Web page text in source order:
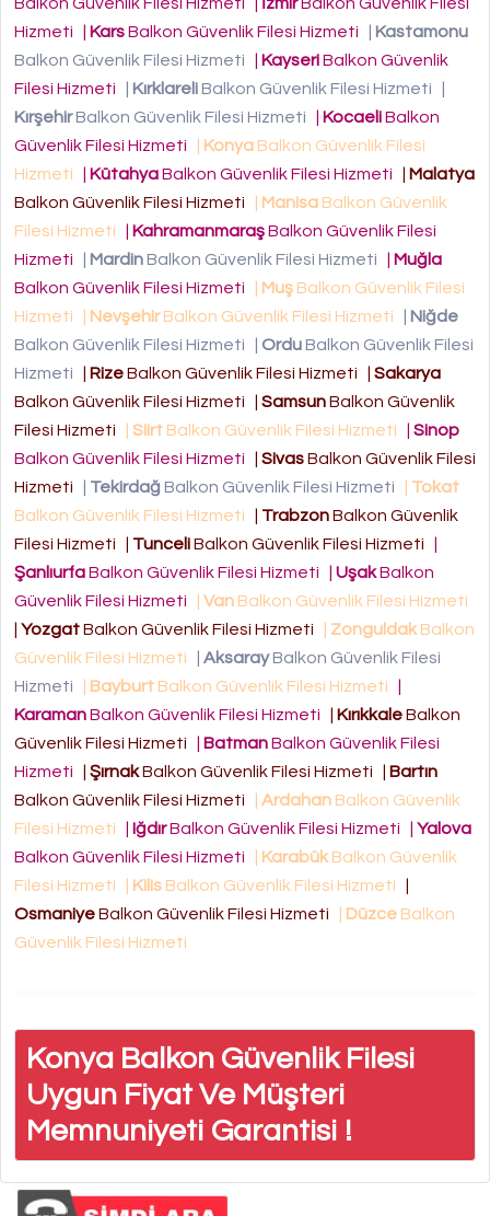
Hizmeti
KarsBalkon Güvenlik Filesi Hizmeti
Kastamonu
Balkon Güvenlik Filesi Hizmeti
KayseriBalkon Güvenlik
Filesi Hizmeti
KırklareliBalkon Güvenlik Filesi Hizmeti
KırşehirBalkon Güvenlik Filesi Hizmeti KocaeliBalkon
Güvenlik Filesi Hizmeti
Konya Balkon Güvenlik Filesi
Hizmeti
KütahyaBalkon Güvenlik Filesi Hizmeti
Malatya
Balkon Güvenlik Filesi Hizmeti
Manisa Balkon Güvenlik
Filesi Hizmeti
KahramanmaraşBalkon Güvenlik Filesi
Hizmeti
MardinBalkon Güvenlik Filesi Hizmeti
Muğla
Balkon Güvenlik Filesi Hizmeti
Muş Balkon Güvenlik Filesi
Hizmeti
NevşehirBalkon Güvenlik Filesi Hizmeti
Niğde
Balkon Güvenlik Filesi Hizmeti
OrduBalkon Güvenlik Filesi
Hizmeti
RizeBalkon Güvenlik Filesi Hizmeti
Sakarya
Balkon Güvenlik Filesi Hizmeti
SamsunBalkon Güvenlik
Filesi Hizmeti
Siirt Balkon Güvenlik Filesi Hizmeti
Sinop
Balkon Güvenlik Filesi Hizmeti
SivasBalkon Güvenlik Filesi
Hizmeti
Tekirdağ Balkon Güvenlik Filesi Hizmeti
Tokat
Balkon Güvenlik Filesi Hizmeti
TrabzonBalkon Güvenlik
Filesi Hizmeti
TunceliBalkon Güvenlik Filesi Hizmeti
ŞanlıurfaBalkon Güvenlik Filesi Hizmeti UşakBalkon
Güvenlik Filesi Hizmeti
Van Balkon Güvenlik Filesi Hizmeti
YozgatBalkon Güvenlik Filesi Hizmeti ZonguldakBalkon
Güvenlik Filesi Hizmeti
AksarayBalkon Güvenlik Filesi
Hizmeti
Bayburt Balkon Güvenlik Filesi Hizmeti
KaramanBalkon Güvenlik Filesi Hizmeti KırıkkaleBalkon
Güvenlik Filesi Hizmeti
BatmanBalkon Güvenlik Filesi
Hizmeti
ŞırnakBalkon Güvenlik Filesi Hizmeti
Bartın
Balkon Güvenlik Filesi Hizmeti
Ardahan Balkon Güvenlik
Filesi Hizmeti
IğdırBalkon Güvenlik Filesi Hizmeti
Yalova
Balkon Güvenlik Filesi Hizmeti
KarabükBalkon Güvenlik
Filesi Hizmeti
Kilis Balkon Güvenlik Filesi Hizmeti
OsmaniyeBalkon Güvenlik Filesi Hizmeti Düzce Balkon
Güvenlik Filesi Hizmeti
Konya Balkon Güvenlik Filesi
Uygun Fiyat Ve Müşteri
Memnuniyeti Garantisi !